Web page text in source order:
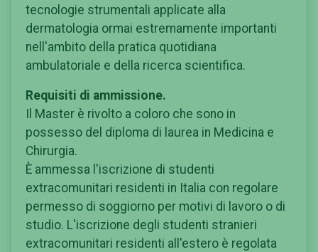
tecnologie strumentali applicate alla
dermatologia ormai estremamente importanti
nell'ambito della pratica quotidiana
ambulatoriale e della ricerca scientifica.
Requisiti di ammissione.
Il Master è rivolto a coloro che sono in
possesso del diploma di laurea in Medicina e
Chirurgia.
È ammessa l'iscrizione di studenti
extracomunitari residenti in Italia con regolare
permesso di soggiorno per motivi di lavoro o di
studio. L'iscrizione degli studenti stranieri
extracomunitari residenti all'estero è regolata